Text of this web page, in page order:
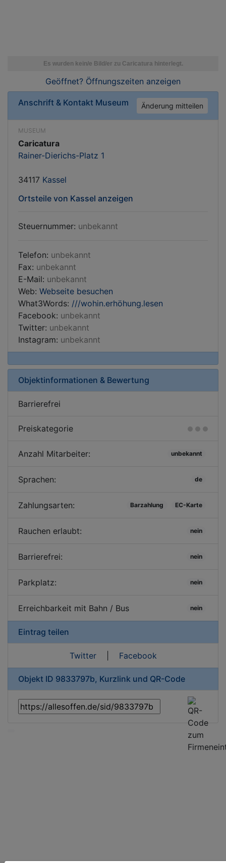
Geöffnet? Öffnungszeiten anzeigen
Anschrift & Kontakt Museum Änderung mitteilen
MUSEUM
Caricatura
Rainer-Dierichs-Platz 1
34117 Kassel
Ortsteile von Kassel anzeigen
Steuernummer: unbekannt
Telefon: unbekannt
Fax: unbekannt
E-Mail: unbekannt
Web: Webseite besuchen
What3Words: ///wohin.erhöhung.lesen
Facebook: unbekannt
Twitter: unbekannt
Instagram: unbekannt
Objektinformationen & Bewertung
Barrierefrei
Preiskategorie
Anzahl Mitarbeiter: unbekannt
Sprachen: de
Zahlungsarten: Barzahlung EC-Karte
Rauchen erlaubt: nein
Barrierefrei: nein
Parkplatz: nein
Erreichbarkeit mit Bahn / Bus nein
Eintrag teilen
Twitter| Facebook
Objekt ID 9833797b, Kurzlink und QR-Code